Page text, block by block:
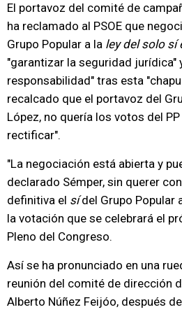
El portavoz del comité de
ha reclamado al PSOE que
Grupo Popular a la ley del solo sí
"garantizar la seguridad jurídica"
responsabilidad" tras esta
recalcado que el portavoz del
López, no quería los votos del
rectificar".
"La negociación está abierta y
declarado Sémper, sin querer
definitiva el sídel Grupo Popular
la votación que se celebrará el
Pleno del Congreso.
Así se ha pronunciado en una
reunión del comité de dirección
Alberto Núñez Feijóo, después de